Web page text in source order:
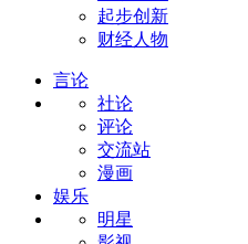
起步创新
财经人物
言论
社论
评论
交流站
漫画
娱乐
明星